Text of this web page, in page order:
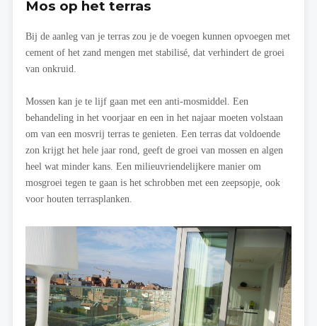
Mos op het terras
Bij de aanleg van je terras zou je de voegen kunnen opvoegen met
cement of het zand mengen met stabilisé, dat verhindert de groei
van onkruid.
Mossen kan je te lijf gaan met een anti-mosmiddel. Een
behandeling in het voorjaar en een in het najaar moeten volstaan
om van een mosvrij terras te genieten. Een terras dat voldoende
zon krijgt het hele jaar rond, geeft de groei van mossen en algen
heel wat minder kans. Een milieuvriendelijkere manier om
mosgroei tegen te gaan is het schrobben met een zeepsopje, ook
voor houten terrasplanken.